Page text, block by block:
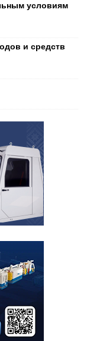
условиям
и средств